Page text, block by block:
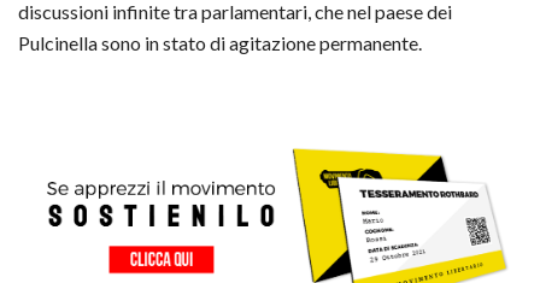
discussioni infinite tra parlamentari, che nel paese dei
Pulcinella sono in stato di agitazione permanente.